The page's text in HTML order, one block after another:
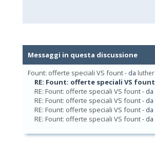
Messaggi in questa discussione
Fount: offerte speciali VS fount- da luther
RE: Fount: offerte speciali VS fount
RE: Fount: offerte speciali VS fount- da
RE: Fount: offerte speciali VS fount- da
RE: Fount: offerte speciali VS fount- da
RE: Fount: offerte speciali VS fount- da